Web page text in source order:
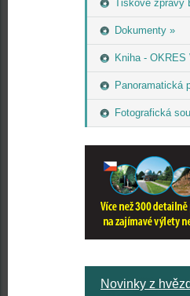
Tiskové zprávy
Dokumenty »
Kniha - OKRES
Panoramatická
Fotografická
Novinky z